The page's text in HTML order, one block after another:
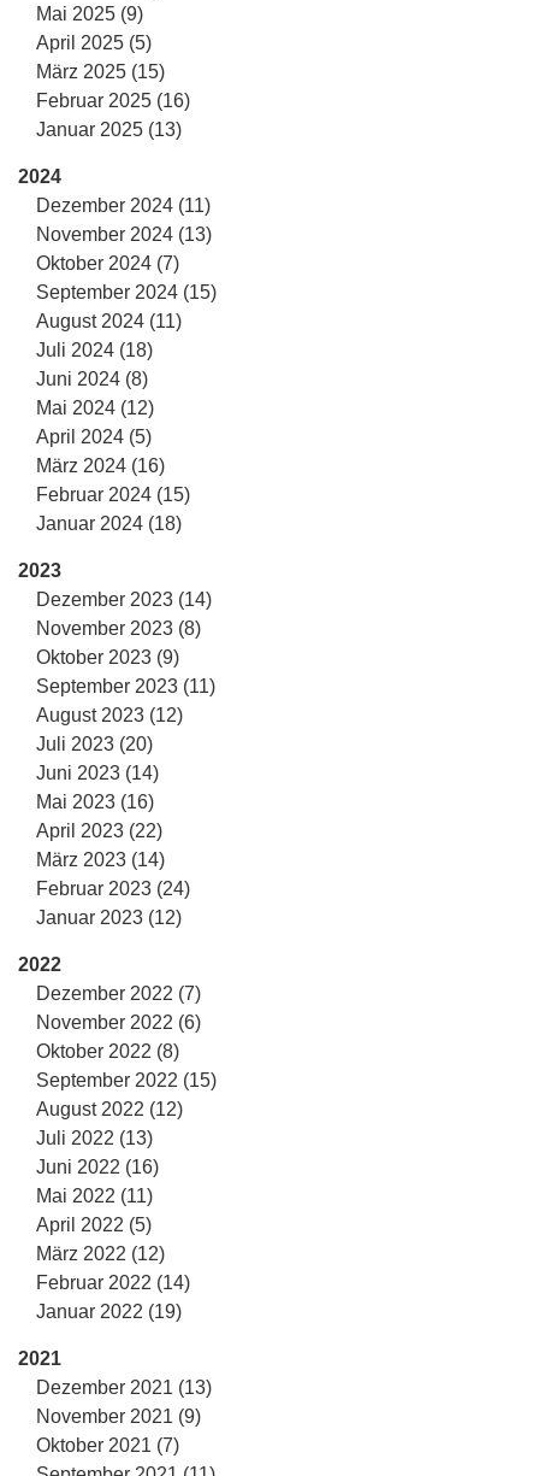
Mai 2025 (9)
April 2025 (5)
März 2025 (15)
Februar 2025 (16)
Januar 2025 (13)
2024
Dezember 2024 (11)
November 2024 (13)
Oktober 2024 (7)
September 2024 (15)
August 2024 (11)
Juli 2024 (18)
Juni 2024 (8)
Mai 2024 (12)
April 2024 (5)
März 2024 (16)
Februar 2024 (15)
Januar 2024 (18)
2023
Dezember 2023 (14)
November 2023 (8)
Oktober 2023 (9)
September 2023 (11)
August 2023 (12)
Juli 2023 (20)
Juni 2023 (14)
Mai 2023 (16)
April 2023 (22)
März 2023 (14)
Februar 2023 (24)
Januar 2023 (12)
2022
Dezember 2022 (7)
November 2022 (6)
Oktober 2022 (8)
September 2022 (15)
August 2022 (12)
Juli 2022 (13)
Juni 2022 (16)
Mai 2022 (11)
April 2022 (5)
März 2022 (12)
Februar 2022 (14)
Januar 2022 (19)
2021
Dezember 2021 (13)
November 2021 (9)
Oktober 2021 (7)